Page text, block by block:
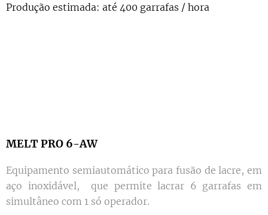
Produção estimada: até 400 garrafas / hora
MELT PRO 6-AW
Equipamento semiautomático para fusão de lacre, em
aço inoxidável, que permite lacrar 6 garrafas em
simultâneo com 1 só operador.